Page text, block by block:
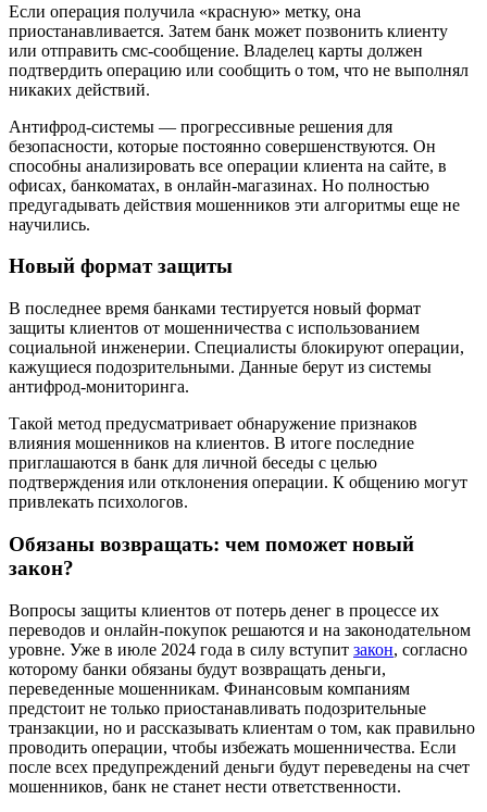
Если операция получила «красную» метку, она
приостанавливается. Затем банк может позвонить клиенту
или отправить смс-сообщение. Владелец карты должен
подтвердить операцию или сообщить о том, что не выполнял
никаких действий.
Антифрод-системы — прогрессивные решения для
безопасности, которые постоянно совершенствуются. Он
способны анализировать все операции клиента на сайте, в
офисах, банкоматах, в онлайн-магазинах. Но полностью
предугадывать действия мошенников эти алгоритмы еще не
научились.
Новый формат защиты
В последнее время банками тестируется новый формат
защиты клиентов от мошенничества с использованием
социальной инженерии. Специалисты блокируют операции,
кажущиеся подозрительными. Данные берут из системы
антифрод-мониторинга.
Такой метод предусматривает обнаружение признаков
влияния мошенников на клиентов. В итоге последние
приглашаются в банк для личной беседы с целью
подтверждения или отклонения операции. К общению могут
привлекать психологов.
Обязаны возвращать: чем поможет новый
закон?
Вопросы защиты клиентов от потерь денег в процессе их
переводов и онлайн-покупок решаются и на законодательном
уровне. Уже в июле 2024 года в силу вступит закон, согласно
которому банки обязаны будут возвращать деньги,
переведенные мошенникам. Финансовым компаниям
предстоит не только приостанавливать подозрительные
транзакции, но и рассказывать клиентам о том, как правильно
проводить операции, чтобы избежать мошенничества. Если
после всех предупреждений деньги будут переведены на счет
мошенников, банк не станет нести ответственности.